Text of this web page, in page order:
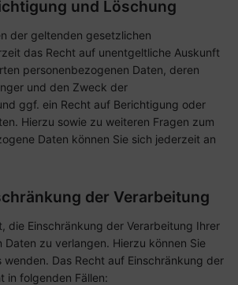
und Löschung
der geltenden gesetzlichen
das Recht auf unentgeltliche Auskunft
personenbezogenen Daten, deren
und den Zweck der
ggf. ein Recht auf Berichtigung oder
Hierzu sowie zu weiteren Fragen zum
Daten können Sie sich jederzeit an
der Verarbeitung
die Einschränkung der Verarbeitung Ihrer
Daten zu verlangen. Hierzu können Sie
wenden. Das Recht auf Einschränkung der
in folgenden Fällen: